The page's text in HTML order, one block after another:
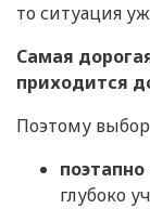
то ситуация
Самая
приходится
Поэтому
поэтапно
глубоко